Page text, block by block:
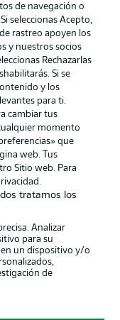
legal
de privacidad
de uso
GmbH
de navegación o
seleccionas Acepto,
rastreo apoyen los
y nuestros socios
Rechazarlas
Si se
y los
para ti.
cambiar tus
momento
que
web. Tus
Sitio web. Para
tratamos los
Analizar
para su
un dispositivo y/o
de